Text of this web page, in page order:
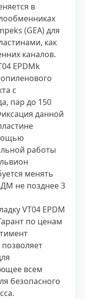
в
(GEA) для
как
каналов.
EPDMk
с
пар до 150
данной
работы
менять
не позднее 3
VT04 EPDM
по ценам
всем
безопасного